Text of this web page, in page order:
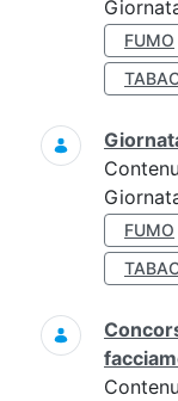
FUMO
FUMO